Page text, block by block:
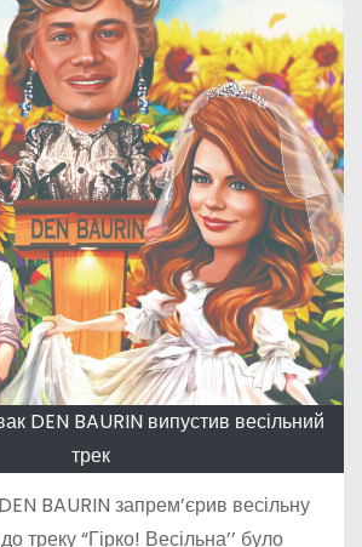
DEN BAURIN випустив весільний
трек
BAURIN запрем’єрив весільну
треку “Гірко! Весільна’’ було